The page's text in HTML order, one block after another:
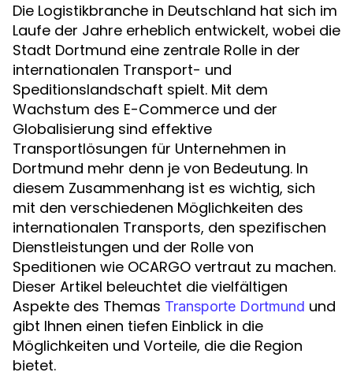
Die Logistikbranche in Deutschland hat sich im
Laufe der Jahre erheblich entwickelt, wobei die
Stadt Dortmund eine zentrale Rolle in der
internationalen Transport- und
Speditionslandschaft spielt. Mit dem
Wachstum des E-Commerce und der
Globalisierung sind effektive
Transportlösungen für Unternehmen in
Dortmund mehr denn je von Bedeutung. In
diesem Zusammenhang ist es wichtig, sich
mit den verschiedenen Möglichkeiten des
internationalen Transports, den spezifischen
Dienstleistungen und der Rolle von
Speditionen wie OCARGO vertraut zu machen.
Dieser Artikel beleuchtet die vielfältigen
Aspekte des Themas Transporte Dortmund und
gibt Ihnen einen tiefen Einblick in die
Möglichkeiten und Vorteile, die die Region
bietet.